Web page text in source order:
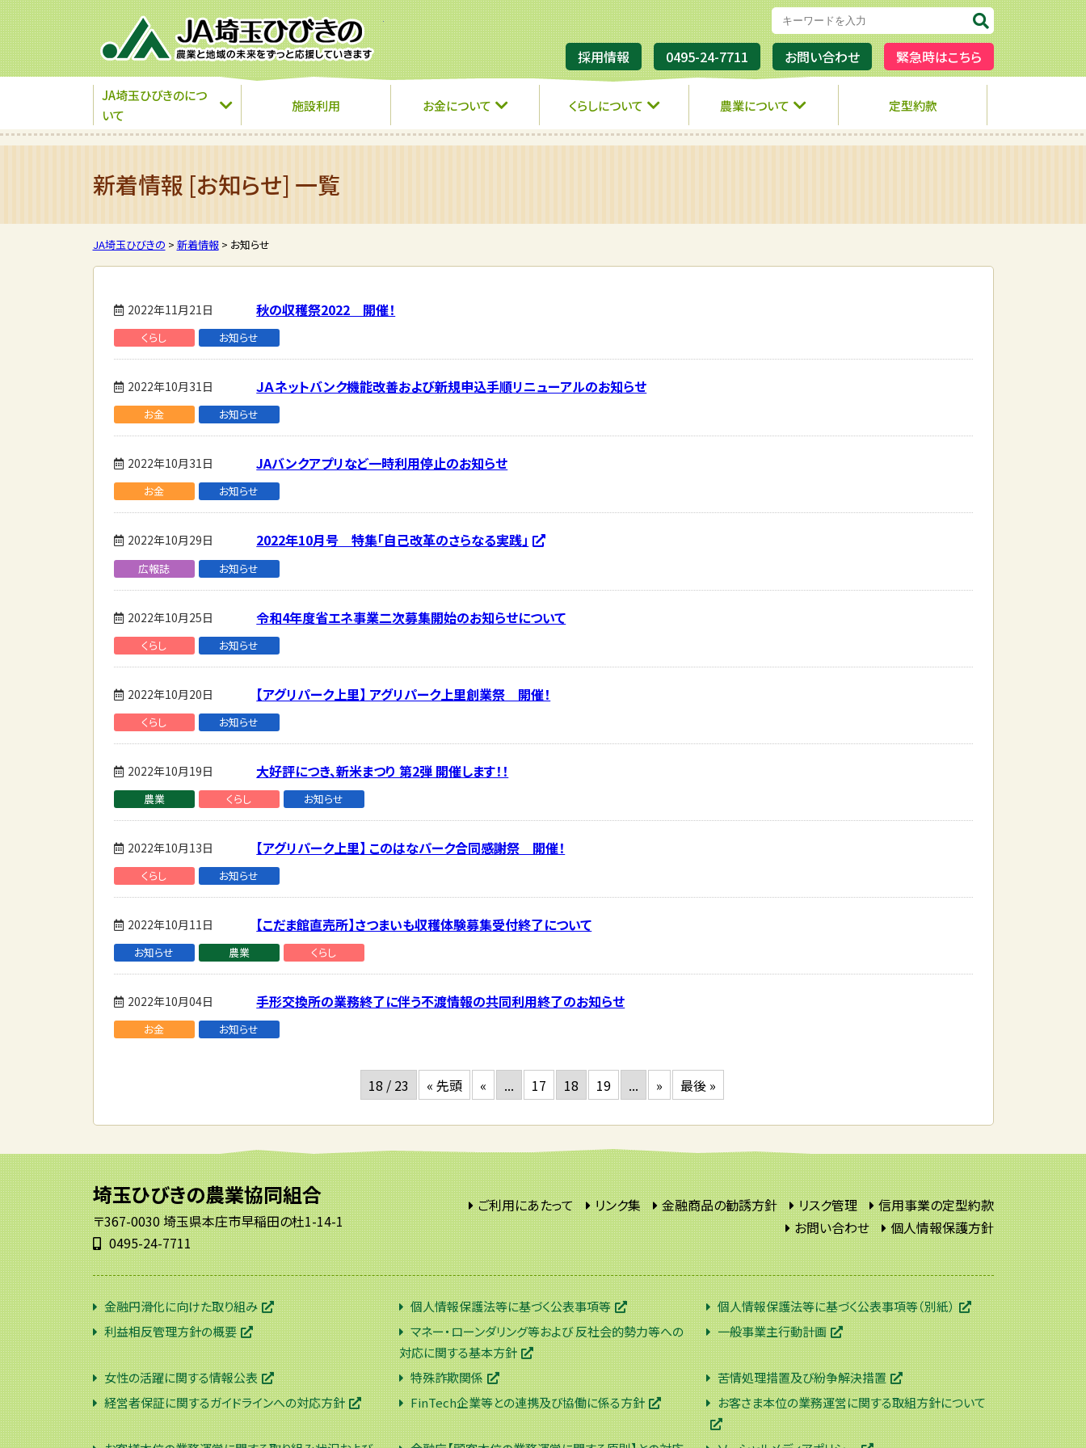
JA埼玉ひびきの
採用情報 0495-24-7711 お問い合わせ 緊急時はこちら
JA埼玉ひびきのにつ
いて
施設利用 お金について くらしについて 農業について 定型約款
新着情報 [お知らせ] 一覧
JA埼玉ひびきの > 新着情報> お知らせ
2022年11月21日 秋の収穫祭2022 開催！
くらし お知らせ
2022年10月31日 ＪＡネットバンク機能改善および新規申込手順リニューアルのお知らせ
お金 お知らせ
2022年10月31日 JAバンクアプリなど一時利用停止のお知らせ
お金 お知らせ
2022年10月29日 2022年10月号 特集「自己改革のさらなる実践」
広報誌 お知らせ
2022年10月25日 令和4年度省エネ事業二次募集開始のお知らせについて
くらし お知らせ
2022年10月20日 【アグリパーク上里】 アグリパーク上里創業祭 開催！
くらし お知らせ
2022年10月19日 大好評につき、新米まつり 第2弾 開催します！！
農業 くらし お知らせ
2022年10月13日 【アグリパーク上里】 このはなパーク合同感謝祭 開催！
くらし お知らせ
2022年10月11日 【こだま館直売所】さつまいも収穫体験募集受付終了について
お知らせ 農業 くらし
2022年10月04日 手形交換所の業務終了に伴う不渡情報の共同利用終了のお知らせ
お金 お知らせ
18 / 23 « 先頭 « ... 17 18 19 ... » 最後 »
ご利用にあたって リンク集 金融商品の勧誘方針 リスク管理
信用事業の定型約款
お問い合わせ
個人情報保護方針
埼玉ひびきの農業協同組合
〒367-0030 埼玉県本庄市早稲田の杜1-14-1
0495-24-7711
金融円滑化に向けた取り組み 個人情報保護法等に基づく公表事項等
個人情報保護法等に基づく公表事項等（別紙）
利益相反管理方針の概要
マネー・ローンダリング等および 反社会的勢力等への
対応に関する基本方針
一般事業主行動計画
女性の活躍に関する情報公表 特殊詐欺関係
苦情処理措置及び紛争解決措置
経営者保証に関するガイドラインへの対応方針
FinTech企業等との連携及び協働に係る方針 お客さま本位の業務運営に関する取組方針について